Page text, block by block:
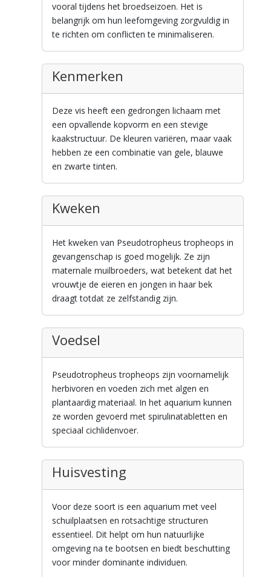
vooral tijdens het broedseizoen. Het is
belangrijk om hun leefomgeving zorgvuldig in
te richten om conflicten te minimaliseren.
Kenmerken
Deze vis heeft een gedrongen lichaam met
een opvallende kopvorm en een stevige
kaakstructuur. De kleuren variëren, maar vaak
hebben ze een combinatie van gele, blauwe
en zwarte tinten.
Kweken
Het kweken van Pseudotropheus tropheops in
gevangenschap is goed mogelijk. Ze zijn
maternale muilbroeders, wat betekent dat het
vrouwtje de eieren en jongen in haar bek
draagt totdat ze zelfstandig zijn.
Voedsel
Pseudotropheus tropheops zijn voornamelijk
herbivoren en voeden zich met algen en
plantaardig materiaal. In het aquarium kunnen
ze worden gevoerd met spirulinatabletten en
speciaal cichlidenvoer.
Huisvesting
Voor deze soort is een aquarium met veel
schuilplaatsen en rotsachtige structuren
essentieel. Dit helpt om hun natuurlijke
omgeving na te bootsen en biedt beschutting
voor minder dominante individuen.